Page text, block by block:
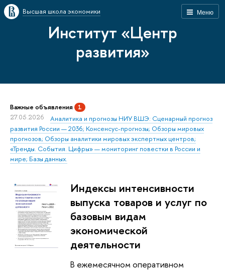
Меню
Высшая школа экономики
Институт «Центр
развития»
Важные объявления 1
27.05.2026
Аналитика и прогнозы НИУ ВШЭ: Сценарный прогноз
развития России — 2036; Консенсус-прогнозы; Обзоры мировых
прогнозов; Обзоры аналитики мировых экспертных центров;
«Тренды. События. Цифры» — мониторинг повестки в России и
мире; Базы данных.
Индексы интенсивности
выпуска товаров и услуг по
базовым видам
экономической
деятельности
В ежемесячном оперативном